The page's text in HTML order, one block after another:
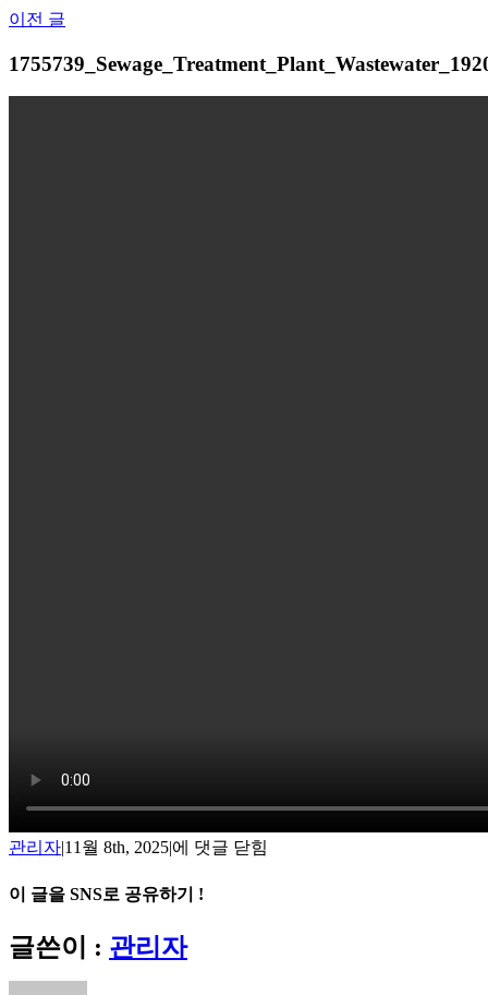
Skip
content
이전 글
관리자|11월 8th, 2025|에 댓글 닫힘
이 글을 SNS로 공유하기 !
Facebook
X
Reddit
LinkedIn
Tumblr
Pinterest
Vk
이
메
일
글쓴이 : 관리자